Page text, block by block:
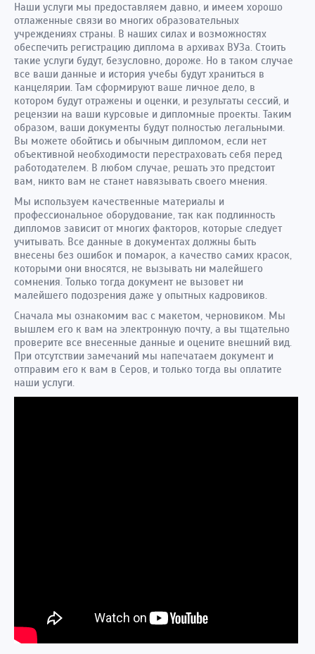
Наши услуги мы предоставляем давно, и имеем хорошо
отлаженные связи во многих образовательных
учреждениях страны. В наших силах и возможностях
обеспечить регистрацию диплома в архивах ВУЗа. Стоить
такие услуги будут, безусловно, дороже. Но в таком случае
все ваши данные и история учебы будут храниться в
канцелярии. Там сформируют ваше личное дело, в
котором будут отражены и оценки, и результаты сессий, и
рецензии на ваши курсовые и дипломные проекты. Таким
образом, ваши документы будут полностью легальными.
Вы можете обойтись и обычным дипломом, если нет
объективной необходимости перестраховать себя перед
работодателем. В любом случае, решать это предстоит
вам, никто вам не станет навязывать своего мнения.
Мы используем качественные материалы и
профессиональное оборудование, так как подлинность
дипломов зависит от многих факторов, которые следует
учитывать. Все данные в документах должны быть
внесены без ошибок и помарок, а качество самих красок,
которыми они вносятся, не вызывать ни малейшего
сомнения. Только тогда документ не вызовет ни
малейшего подозрения даже у опытных кадровиков.
Сначала мы ознакомим вас с макетом, черновиком. Мы
вышлем его к вам на электронную почту, а вы тщательно
проверите все внесенные данные и оцените внешний вид.
При отсутствии замечаний мы напечатаем документ и
отправим его к вам в Серов, и только тогда вы оплатите
наши услуги.